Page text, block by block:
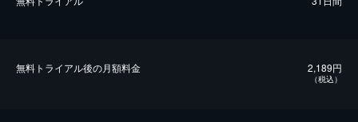
無料トライアル後の⽉額料金 2,189円
（税込）